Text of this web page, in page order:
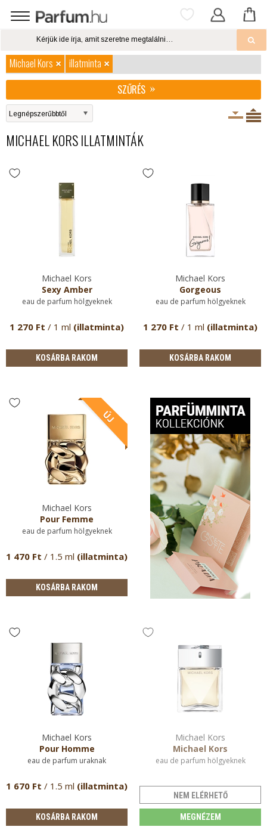
Michael Kors
illatminta
SZŰRÉS
MICHAEL KORS ILLATMINTÁK
Michael Kors
Sexy Amber
eau de parfum hölgyeknek
1 270 Ft / 1 ml (illatminta)
KOSÁRBA RAKOM
Michael Kors
Gorgeous
eau de parfum hölgyeknek
1 270 Ft / 1 ml (illatminta)
KOSÁRBA RAKOM
Michael Kors
Pour Femme
eau de parfum hölgyeknek
1 470 Ft / 1.5 ml (illatminta)
KOSÁRBA RAKOM
Michael Kors
Pour Homme
eau de parfum uraknak
1 670 Ft / 1.5 ml (illatminta)
KOSÁRBA RAKOM
Michael Kors
Michael Kors
eau de parfum hölgyeknek
NEM ELÉRHETŐ
MEGNÉZEM